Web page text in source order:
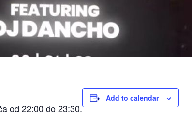
od 22:00 do 23:30.
Add to calendar